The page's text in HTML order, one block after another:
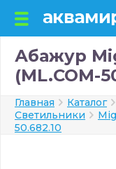
Абажур
(ML.COM-
Главная Каталог
Светильники
50.682.10